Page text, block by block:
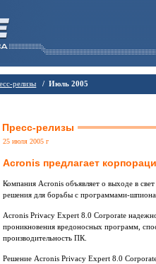
релизы / Июль 2005
Пресс-релизы
25 июля 2005 г
Acronis предлагает
Компания Acronis объявляет о выходе в
решения для борьбы с программами-
Acronis Privacy Expert 8.0 Corporate
проникновения вредоносных программ,
производительность ПК.
Решение Acronis Privacy Expert 8.0